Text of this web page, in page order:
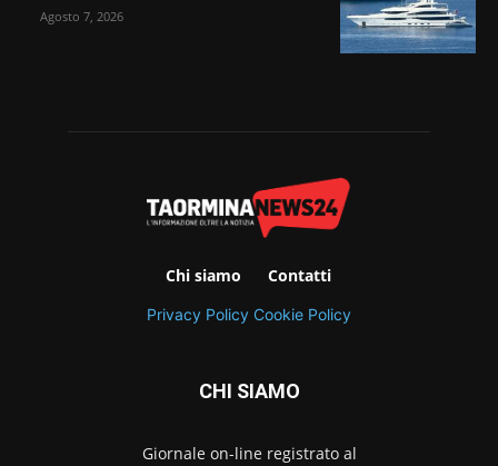
Agosto 7, 2026
Chi siamo Contatti
Privacy Policy Cookie Policy
CHI SIAMO
Giornale on-line registrato al